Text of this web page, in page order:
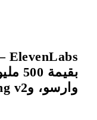
وارسو، وDubbing v2 وAvatars